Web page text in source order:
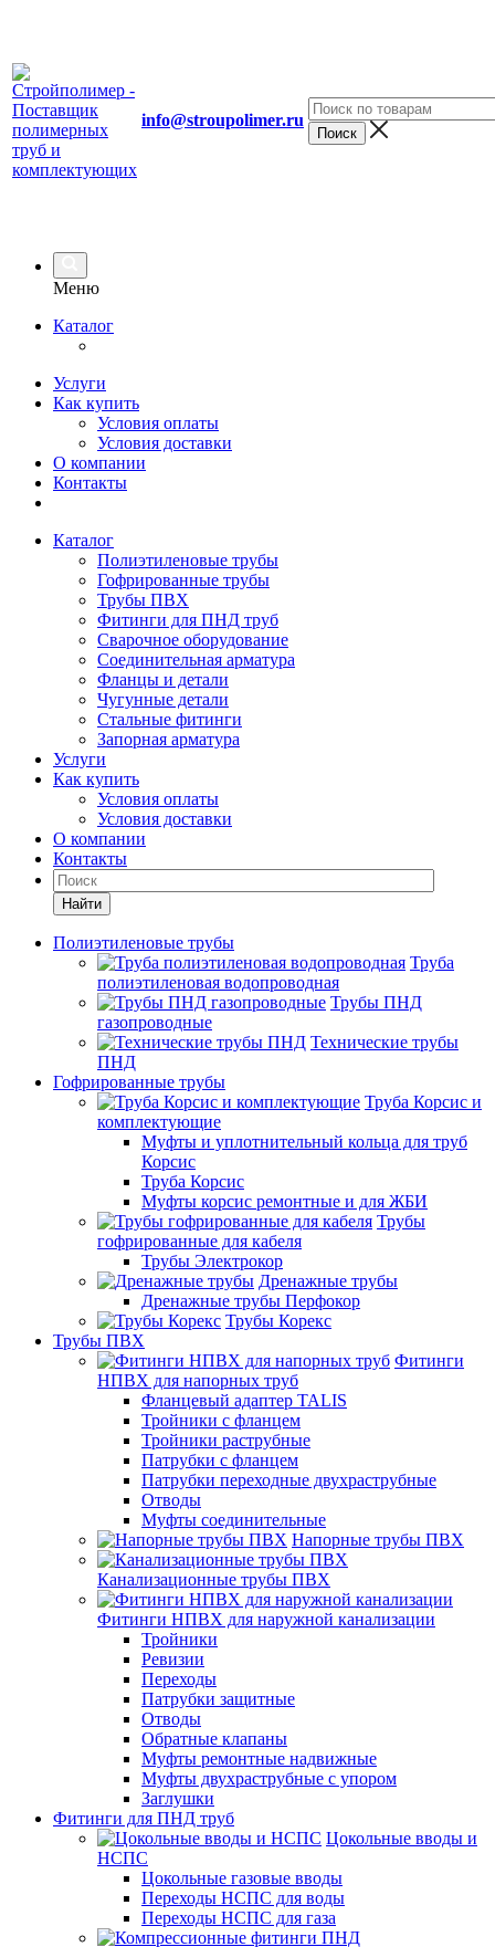
info@stroupolimer.ru
Меню
Каталог
Услуги
Как купить
Условия оплаты
Условия доставки
О компании
Контакты
Каталог
Полиэтиленовые трубы
Гофрированные трубы
Трубы ПВХ
Фитинги для ПНД труб
Сварочное оборудование
Соединительная арматура
Фланцы и детали
Чугунные детали
Стальные фитинги
Запорная арматура
Услуги
Как купить
Условия оплаты
Условия доставки
О компании
Контакты
Найти
Полиэтиленовые трубы
Труба
полиэтиленовая водопроводная
Трубы ПНД
газопроводные
Технические трубы
ПНД
Гофрированные трубы
Труба Корсис и
комплектующие
Муфты и уплотнительный кольца для труб
Корсис
Труба Корсис
Муфты корсис ремонтные и для ЖБИ
Трубы
гофрированные для кабеля
Трубы Электрокор
Дренажные трубы
Дренажные трубы Перфокор
Трубы Корекс
Трубы ПВХ
Фитинги
НПВХ для напорных труб
Фланцевый адаптер TALIS
Тройники с фланцем
Тройники раструбные
Патрубки с фланцем
Патрубки переходные двухраструбные
Отводы
Муфты соединительные
Напорные трубы ПВХ
Канализационные трубы ПВХ
Фитинги НПВХ для наружной канализации
Тройники
Ревизии
Переходы
Патрубки защитные
Отводы
Обратные клапаны
Муфты ремонтные надвижные
Муфты двухраструбные с упором
Заглушки
Фитинги для ПНД труб
Цокольные вводы и
НСПС
Цокольные газовые вводы
Переходы НСПС для воды
Переходы НСПС для газа